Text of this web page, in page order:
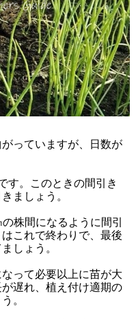
っていますが、日数が
す。このときの間引き
ましょう。
株間になるように間引
これで終わりで、最後
しょう。
って必要以上に苗が大
遅れ、植え付け適期の
。